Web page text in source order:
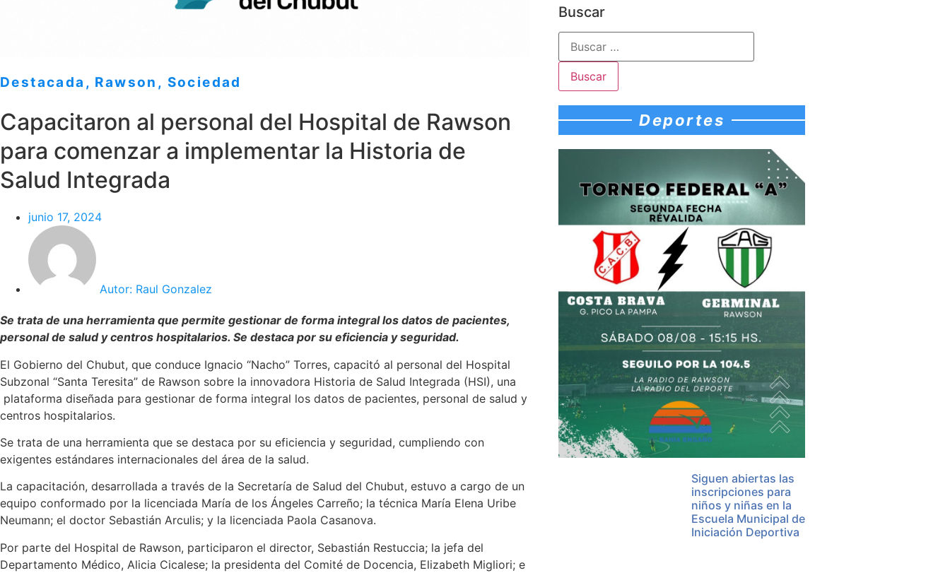
Destacada , Rawson , Sociedad
Capacitaron al personal del Hospital de Rawson
para comenzar a implementar la Historia de
Salud Integrada
junio 17, 2024
Autor: Raul Gonzalez
Se trata de una herramienta que permite gestionar de forma integral los datos de pacientes,
personal de salud y centros hospitalarios. Se destaca por su eficiencia y seguridad.
El Gobierno del Chubut, que conduce Ignacio “Nacho” Torres, capacitó al personal del Hospital
Subzonal “Santa Teresita” de Rawson sobre la innovadora Historia de Salud Integrada (HSI), una
plataforma diseñada para gestionar de forma integral los datos de pacientes, personal de salud y
centros hospitalarios.
Se trata de una herramienta que se destaca por su eficiencia y seguridad, cumpliendo con
exigentes estándares internacionales del área de la salud.
La capacitación, desarrollada a través de la Secretaría de Salud del Chubut, estuvo a cargo de un
equipo conformado por la licenciada María de los Ángeles Carreño; la técnica María Elena Uribe
Neumann; el doctor Sebastián Arculis; y la licenciada Paola Casanova.
Por parte del Hospital de Rawson, participaron el director, Sebastián Restuccia; la jefa del
Departamento Médico, Alicia Cicalese; la presidenta del Comité de Docencia, Elizabeth Migliori; e
Buscar
Deportes
Siguen abiertas las
inscripciones para
niños y niñas en la
Escuela Municipal de
Iniciación Deportiva